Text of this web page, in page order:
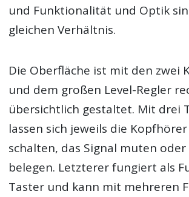
und Funktionalität und Optik
gleichen Verhältnis.
Die Oberfläche ist mit den zwei
und dem großen Level-Regler
übersichtlich gestaltet. Mit drei
lassen sich jeweils die
schalten, das Signal muten
belegen. Letzterer fungiert als
Taster und kann mit mehreren